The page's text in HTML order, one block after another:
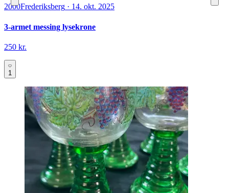
2000Frederiksberg · 14. okt. 2025
3-armet messing lysekrone
250 kr.
1